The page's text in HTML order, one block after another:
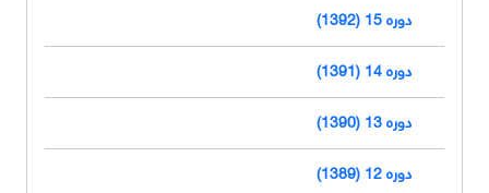
دوره 15 (1392)
دوره 14 (1391)
دوره 13 (1390)
دوره 12 (1389)